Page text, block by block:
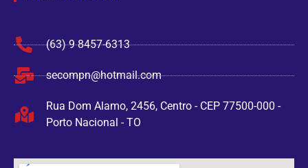
(63) 9 8457-6313
secompn@hotmail.com
Rua Dom Alamo, 2456, Centro - CEP 77500-000 -
Porto Nacional - TO